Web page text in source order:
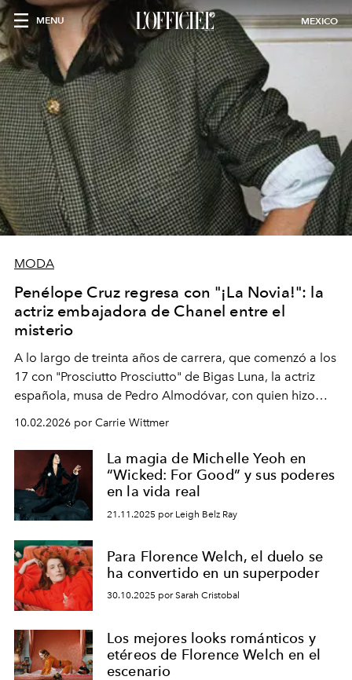
MENU MEXICO
MODA
Penélope Cruz regresa con "¡La Novia!": la
actriz embajadora de Chanel entre el
misterio
A lo largo de treinta años de carrera, que comenzó a los
17 con "Prosciutto Prosciutto" de Bigas Luna, la actriz
española, musa de Pedro Almodóvar, con quien hizo
Barcelona", ha dividido su tiempo entre Europa y
Estados Unidos. Su nueva película, "¡La novia!", está
dirigida por Maggie Gyllenhaal.
10.02.2026 por Carrie Wittmer
La magia de Michelle Yeoh en
“Wicked: For Good” y sus poderes
en la vida real
21.11.2025 por Leigh Belz Ray
Para Florence Welch, el duelo se
ha convertido en un superpoder
30.10.2025 por Sarah Cristobal
Los mejores looks románticos y
etéreos de Florence Welch en el
escenario